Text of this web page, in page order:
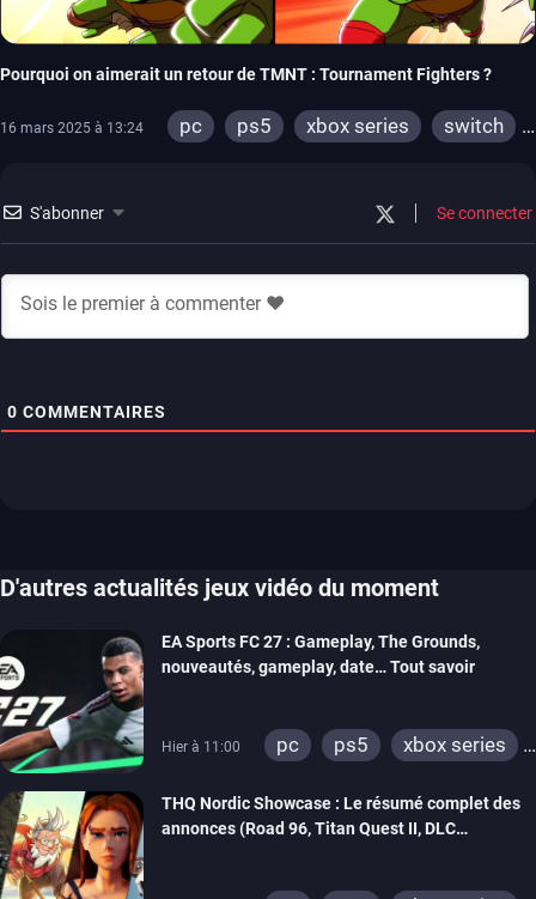
Pourquoi on aimerait un retour de TMNT : Tournament Fighters ?
16 mars 2025 à 13:24 pc ps5 xbox series
switch
S'abonner Se connecter
0 COMMENTAIRES
D'autres actualités jeux vidéo du moment
EA Sports FC 27 : Gameplay, The Grounds,
nouveautés, gameplay, date… Tout savoir
Hier à 11:00 pc ps5
xbox series
THQ Nordic Showcase : Le résumé complet des
annonces (Road 96, Titan Quest II, DLC